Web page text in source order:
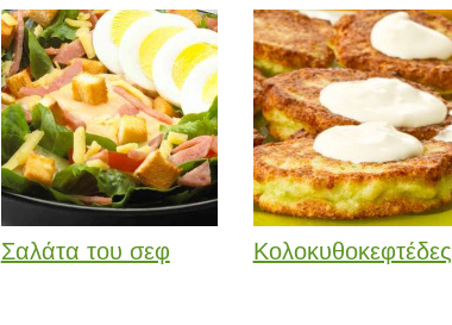
Σαλάτα του σεφ Κολοκυθοκεφτέδες